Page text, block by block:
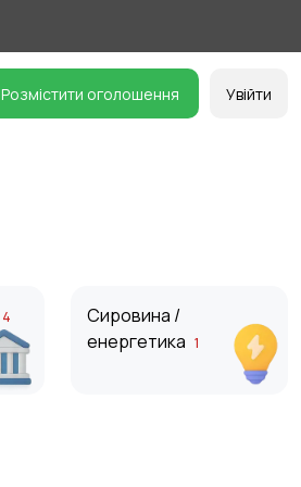
Розмістити оголошення Увійти
4
Сировина /
енергетика 1